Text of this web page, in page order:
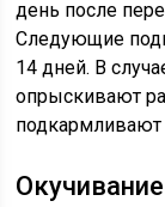
день после
Следующие
14 дней. В
опрыскивают
подкармливают
Окучивание